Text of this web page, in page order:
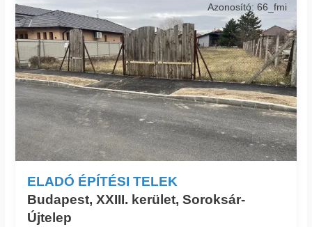
ELADÓ ÉPÍTÉSI TELEK
Budapest, XXIII. kerület, Soroksár-
Újtelep
Azonosító: 66_fmi